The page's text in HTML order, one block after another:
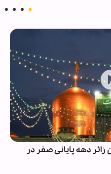
۷ تا ۱۰میلیون زائر دهه پایانی صفر در